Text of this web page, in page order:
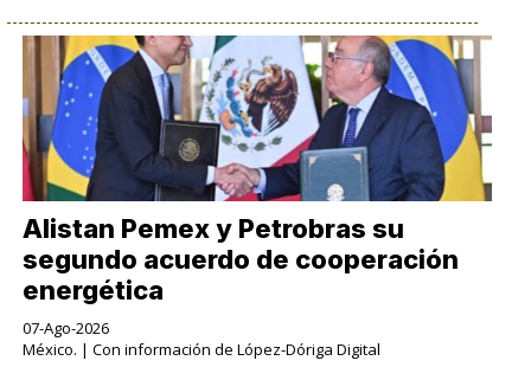
Alistan Pemex y Petrobras su
segundo acuerdo de cooperación
energética
07-Ago-2026
México. | Con información de López-Dóriga Digital